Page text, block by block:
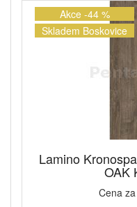
Akce -44 %
Skladem Boskovice
Lamino
OAK
Cena